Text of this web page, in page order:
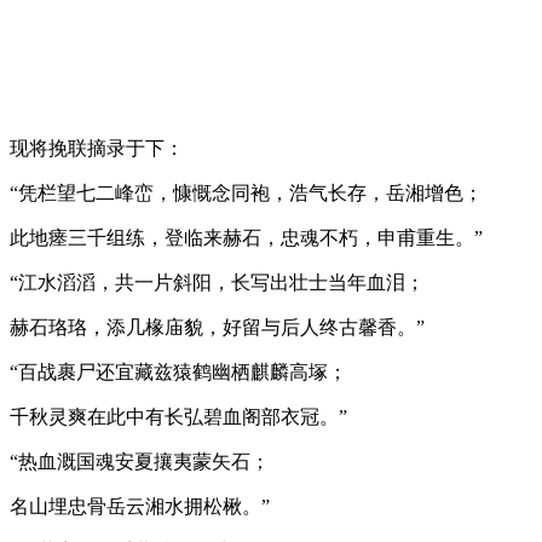
现将挽联摘录于下：
“凭栏望七二峰峦，慷慨念同袍，浩气长存，岳湘增色；
此地瘗三千组练，登临来赫石，忠魂不朽，申甫重生。”
“江水滔滔，共一片斜阳，长写出壮士当年血泪；
赫石珞珞，添几椽庙貌，好留与后人终古馨香。”
“百战裹尸还宜藏兹猿鹤幽栖麒麟高塚；
千秋灵爽在此中有长弘碧血阁部衣冠。”
“热血溉国魂安夏攘夷蒙矢石；
名山埋忠骨岳云湘水拥松楸。”